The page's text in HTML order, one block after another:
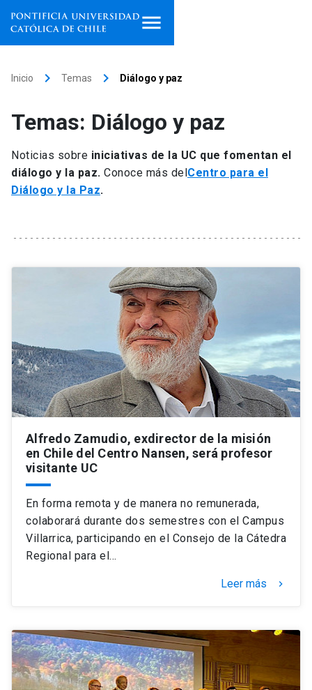
Facultades, escuelas e
institutos
Investigación
Información para keyboard_arrow_down
Futuros estudiantes
Académicos
Personal
Alumni launch
Padres y familia
Go to english site launch
Admisión launch
Mi Cuenta UC
Correo UC launch
Inicio keyboard_arrow_right Temas keyboard_arrow_right Diálogo y paz
Temas: Diálogo y paz
Noticias sobre iniciativas de la UC que fomentan el
diálogo y la paz. Conoce más delCentro para el
Diálogo y la Paz.
Alfredo Zamudio, exdirector de la misión
en Chile del Centro Nansen, será profesor
visitante UC
En forma remota y de manera no remunerada,
colaborará durante dos semestres con el Campus
Villarrica, participando en el Consejo de la Cátedra
Regional para el…
Leer más keyboard_arrow_right